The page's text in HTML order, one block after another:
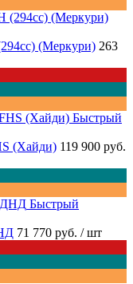
(Меркури) 263
Быстрый
(Хайди) 119 900 руб.
Быстрый
71 770 руб. / шт